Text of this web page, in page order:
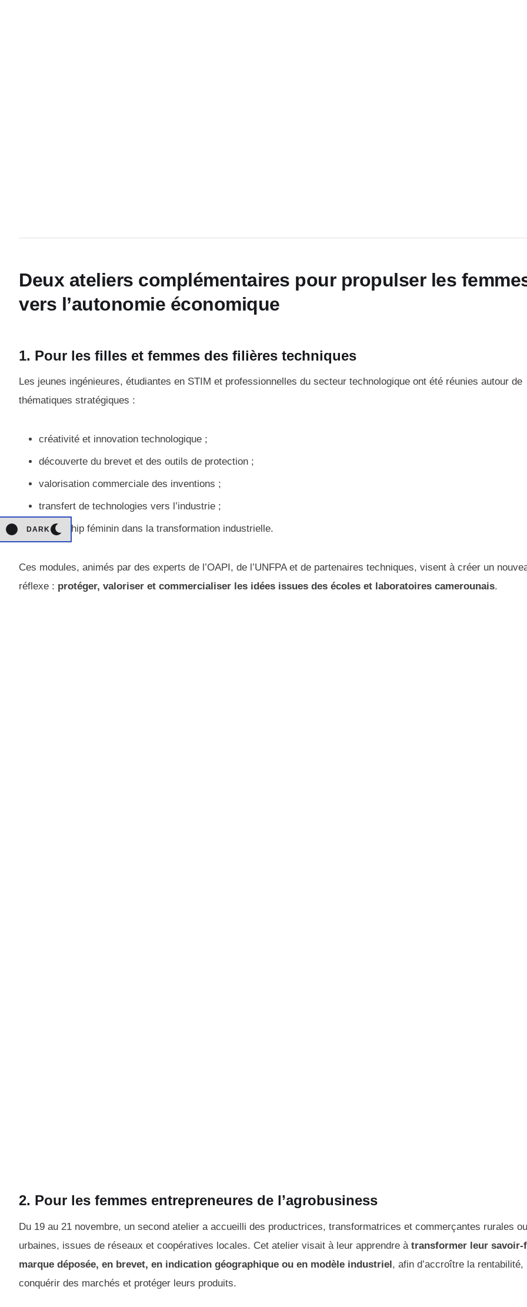
DARK
Deux ateliers complémentaires pour propulser les
vers l’autonomie économique
1. Pour les filles et femmes des filières techniques
Les jeunes ingénieures, étudiantes en STIM et professionnelles du secteur technologique ont été réunies autour de
thématiques stratégiques :
créativité et innovation technologique ;
découverte du brevet et des outils de protection ;
valorisation commerciale des inventions ;
transfert de technologies vers l’industrie ;
leadership féminin dans la transformation industrielle.
Ces modules, animés par des experts de l’OAPI, de l’UNFPA et de partenaires techniques, visent à créer un
réflexe : protéger, valoriser et commercialiser les idées issues des écoles et laboratoires camerounais.
2. Pour les femmes entrepreneures de l’agrobusiness
Du 19 au 21 novembre, un second atelier a accueilli des productrices, transformatrices et commerçantes rurales ou
urbaines, issues de réseaux et coopératives locales. Cet atelier visait à leur apprendre à transformer leur savoir-
marque déposée, en brevet, en indication géographique ou en modèle industriel, afin d’accroître la rentabilité,
conquérir des marchés et protéger leurs produits.